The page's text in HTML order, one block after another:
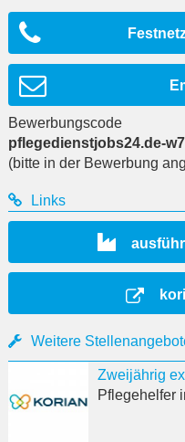
Bewerbungscode
pflegedienstjobs24.de-
(bitte in der Bewerbung
Links
Weitere
Pflegehelfer